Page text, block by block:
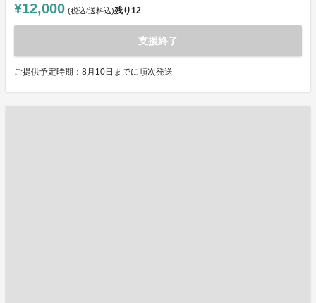
¥12,000 (税込/送料込)残り12
支援終了
ご提供予定時期：8月10日までに順次発送